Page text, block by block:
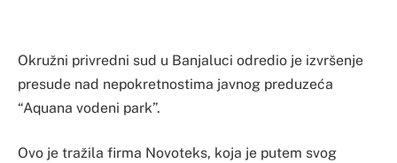
Okružni privredni sud u Banjaluci odredio je izvršenje
presude nad nepokretnostima javnog preduzeća
“Aquana vodeni park”.
Ovo je tražila firma Novoteks, koja je putem svog